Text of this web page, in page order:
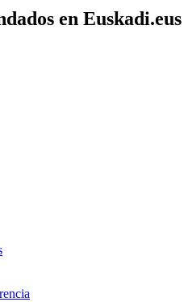
en Euskadi.eus